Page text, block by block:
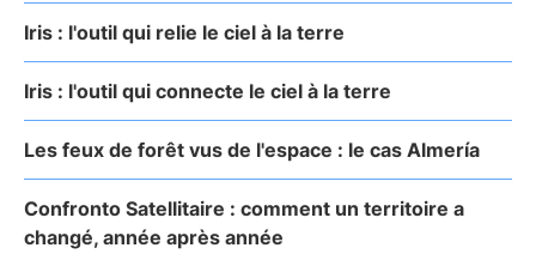
Iris : l'outil qui relie le ciel à la terre
Iris : l'outil qui connecte le ciel à la terre
Les feux de forêt vus de l'espace : le cas Almería
Confronto Satellitaire : comment un territoire a
changé, année après année